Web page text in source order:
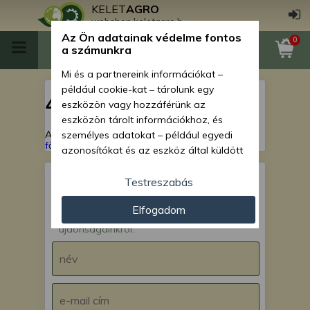
KELETAGRO
webshop.keletagro.hu
0
404
A keresett oldal nem található!Vissza a
főoldalra
IRATKOZZ FEL hírlevelünkre!
Értesülj akcióinkról,
újdonságainkról.
Az Ön adatainak védelme fontos
a számunkra
Mi és a partnereink információkat –
például cookie-kat – tárolunk egy
eszközön vagy hozzáférünk az
eszközön tárolt információkhoz, és
személyes adatokat – például egyedi
azonosítókat és az eszköz által küldött
személyre szabott hirdetések és
tartalom nyújtásához, hirdetés- és
tartalomméréshez, nézettségi adatok
gyűjtéséhez, valamint termékek
kifejlesztéséhez és a termékek
javításához. Az Ön engedélyével mi és a
módszerrel szerzett pontos geolokációs
adatokat és azonosítási információkat
Testreszabás
Elfogadom